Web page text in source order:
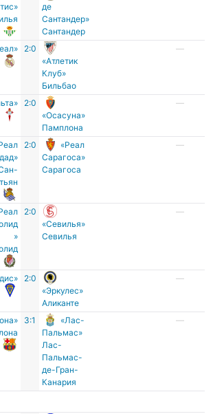
де
Сантандер»
Сантандер
2:0
«Атлетик
Клуб»
Бильбао
—
2:0
«Осасуна»
Памплона
—
2:0
«Реал
Сарагоса»
Сарагоса
—
»
2:0
«Севилья»
Севилья
—
2:0
«Эркулес»
Аликанте
—
3:1
«Лас-
Пальмас»
Лас-
Пальмас-
де-Гран-
Канария
—